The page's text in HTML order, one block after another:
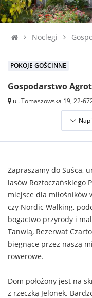
Noclegi
POKOJE GOŚCINNE
Gospodarstwo
ul. Tomaszowska 19, 22-
Zapraszamy do Suśca,
lasów Roztoczańskiego
miejsce dla miłośników
czy Nordic Walking,
bogactwo przyrody i
Tanwią, Rezerwat
biegnące przez naszą
rowerowe.
Dom położony jest na
z rzeczką Jelonek.